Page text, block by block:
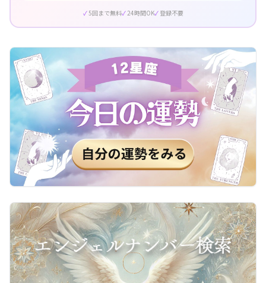
5回まで無料 24時間OK 登録不要